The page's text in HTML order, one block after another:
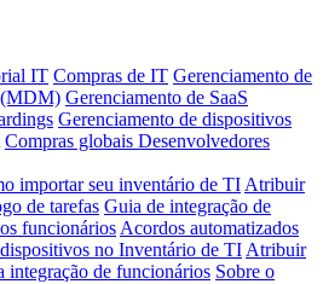
IT Compras de IT Gerenciamento de
(MDM) Gerenciamento de SaaS
Gerenciamento de dispositivos
Compras globais Desenvolvedores
importar seu inventário de TI Atribuir
de tarefas Guia de integração de
funcionários Acordos automatizados
no Inventário de TI Atribuir
integração de funcionários Sobre o